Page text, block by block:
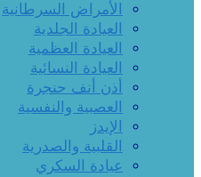
الأمراض السرطانية
العيادة الجلدية
العيادة العظمية
العيادة النسائية
أذن أنف حنجرة
العصبية والنفسية
الإيدز
القلبية والصدرية
عيادة السكري